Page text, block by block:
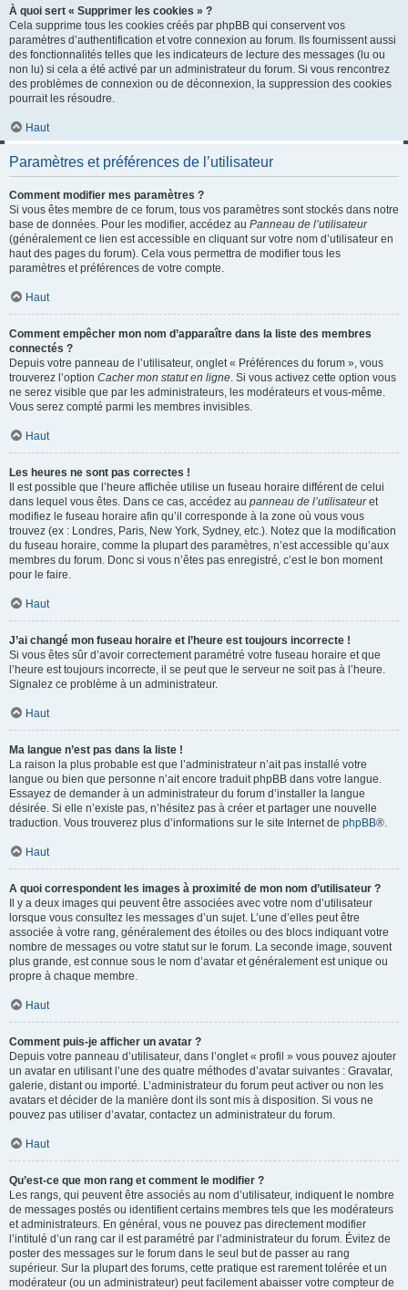
À quoi sert « Supprimer les cookies » ?
Cela supprime tous les cookies créés par phpBB qui conservent vos
paramètres d’authentification et votre connexion au forum. Ils fournissent aussi
des fonctionnalités telles que les indicateurs de lecture des messages (lu ou
non lu) si cela a été activé par un administrateur du forum. Si vous rencontrez
des problèmes de connexion ou de déconnexion, la suppression des cookies
pourrait les résoudre.
Haut
Paramètres et préférences de l’utilisateur
Comment modifier mes paramètres ?
Si vous êtes membre de ce forum, tous vos paramètres sont stockés dans notre
base de données. Pour les modifier, accédez au Panneau de l’utilisateur
(généralement ce lien est accessible en cliquant sur votre nom d’utilisateur en
haut des pages du forum). Cela vous permettra de modifier tous les
paramètres et préférences de votre compte.
Haut
Comment empêcher mon nom d’apparaître dans la liste des membres
connectés ?
Depuis votre panneau de l’utilisateur, onglet « Préférences du forum », vous
trouverez l’option Cacher mon statut en ligne. Si vous activez cette option vous
ne serez visible que par les administrateurs, les modérateurs et vous-même.
Vous serez compté parmi les membres invisibles.
Haut
Les heures ne sont pas correctes !
Il est possible que l’heure affichée utilise un fuseau horaire différent de celui
dans lequel vous êtes. Dans ce cas, accédez au panneau de l’utilisateuret
modifiez le fuseau horaire afin qu’il corresponde à la zone où vous vous
trouvez (ex : Londres, Paris, New York, Sydney, etc.). Notez que la modification
du fuseau horaire, comme la plupart des paramètres, n’est accessible qu’aux
membres du forum. Donc si vous n’êtes pas enregistré, c’est le bon moment
pour le faire.
Haut
J’ai changé mon fuseau horaire et l’heure est toujours incorrecte !
Si vous êtes sûr d’avoir correctement paramétré votre fuseau horaire et que
l’heure est toujours incorrecte, il se peut que le serveur ne soit pas à l’heure.
Signalez ce problème à un administrateur.
Haut
Ma langue n’est pas dans la liste !
La raison la plus probable est que l’administrateur n’ait pas installé votre
langue ou bien que personne n’ait encore traduit phpBB dans votre langue.
Essayez de demander à un administrateur du forum d’installer la langue
désirée. Si elle n’existe pas, n’hésitez pas à créer et partager une nouvelle
traduction. Vous trouverez plus d’informations sur le site Internet de phpBB®.
Haut
A quoi correspondent les images à proximité de mon nom d’utilisateur ?
Il y a deux images qui peuvent être associées avec votre nom d’utilisateur
lorsque vous consultez les messages d’un sujet. L’une d’elles peut être
associée à votre rang, généralement des étoiles ou des blocs indiquant votre
nombre de messages ou votre statut sur le forum. La seconde image, souvent
plus grande, est connue sous le nom d’avatar et généralement est unique ou
propre à chaque membre.
Haut
Comment puis-je afficher un avatar ?
Depuis votre panneau d’utilisateur, dans l’onglet « profil » vous pouvez ajouter
un avatar en utilisant l’une des quatre méthodes d’avatar suivantes : Gravatar,
galerie, distant ou importé. L’administrateur du forum peut activer ou non les
avatars et décider de la manière dont ils sont mis à disposition. Si vous ne
pouvez pas utiliser d’avatar, contactez un administrateur du forum.
Haut
Qu’est-ce que mon rang et comment le modifier ?
Les rangs, qui peuvent être associés au nom d’utilisateur, indiquent le nombre
de messages postés ou identifient certains membres tels que les modérateurs
et administrateurs. En général, vous ne pouvez pas directement modifier
l’intitulé d’un rang car il est paramétré par l’administrateur du forum. Évitez de
poster des messages sur le forum dans le seul but de passer au rang
supérieur. Sur la plupart des forums, cette pratique est rarement tolérée et un
modérateur (ou un administrateur) peut facilement abaisser votre compteur de